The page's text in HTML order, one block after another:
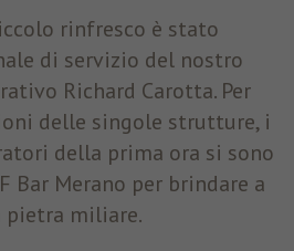
rinfresco è stato
di servizio del nostro
Richard Carotta. Per
delle singole strutture, i
della prima ora si sono
Bar Merano per brindare a
miliare.